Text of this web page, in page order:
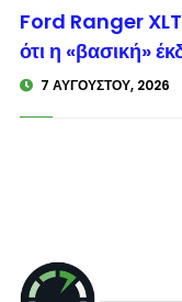
Ford Ranger
ότι η «βασική»
7 ΑΥΓΟΎΣΤΟΥ, 2026